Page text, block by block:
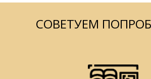
СОВЕТУЕМ